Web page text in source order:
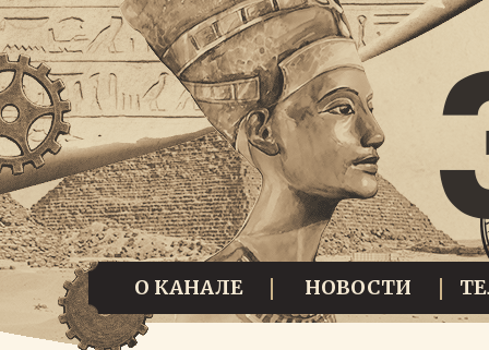
О КАНАЛЕ НОВОСТИ